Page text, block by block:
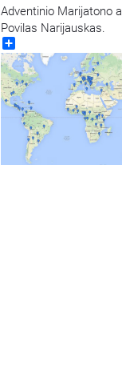
Adventinio Marijatono
Povilas Narijauskas.